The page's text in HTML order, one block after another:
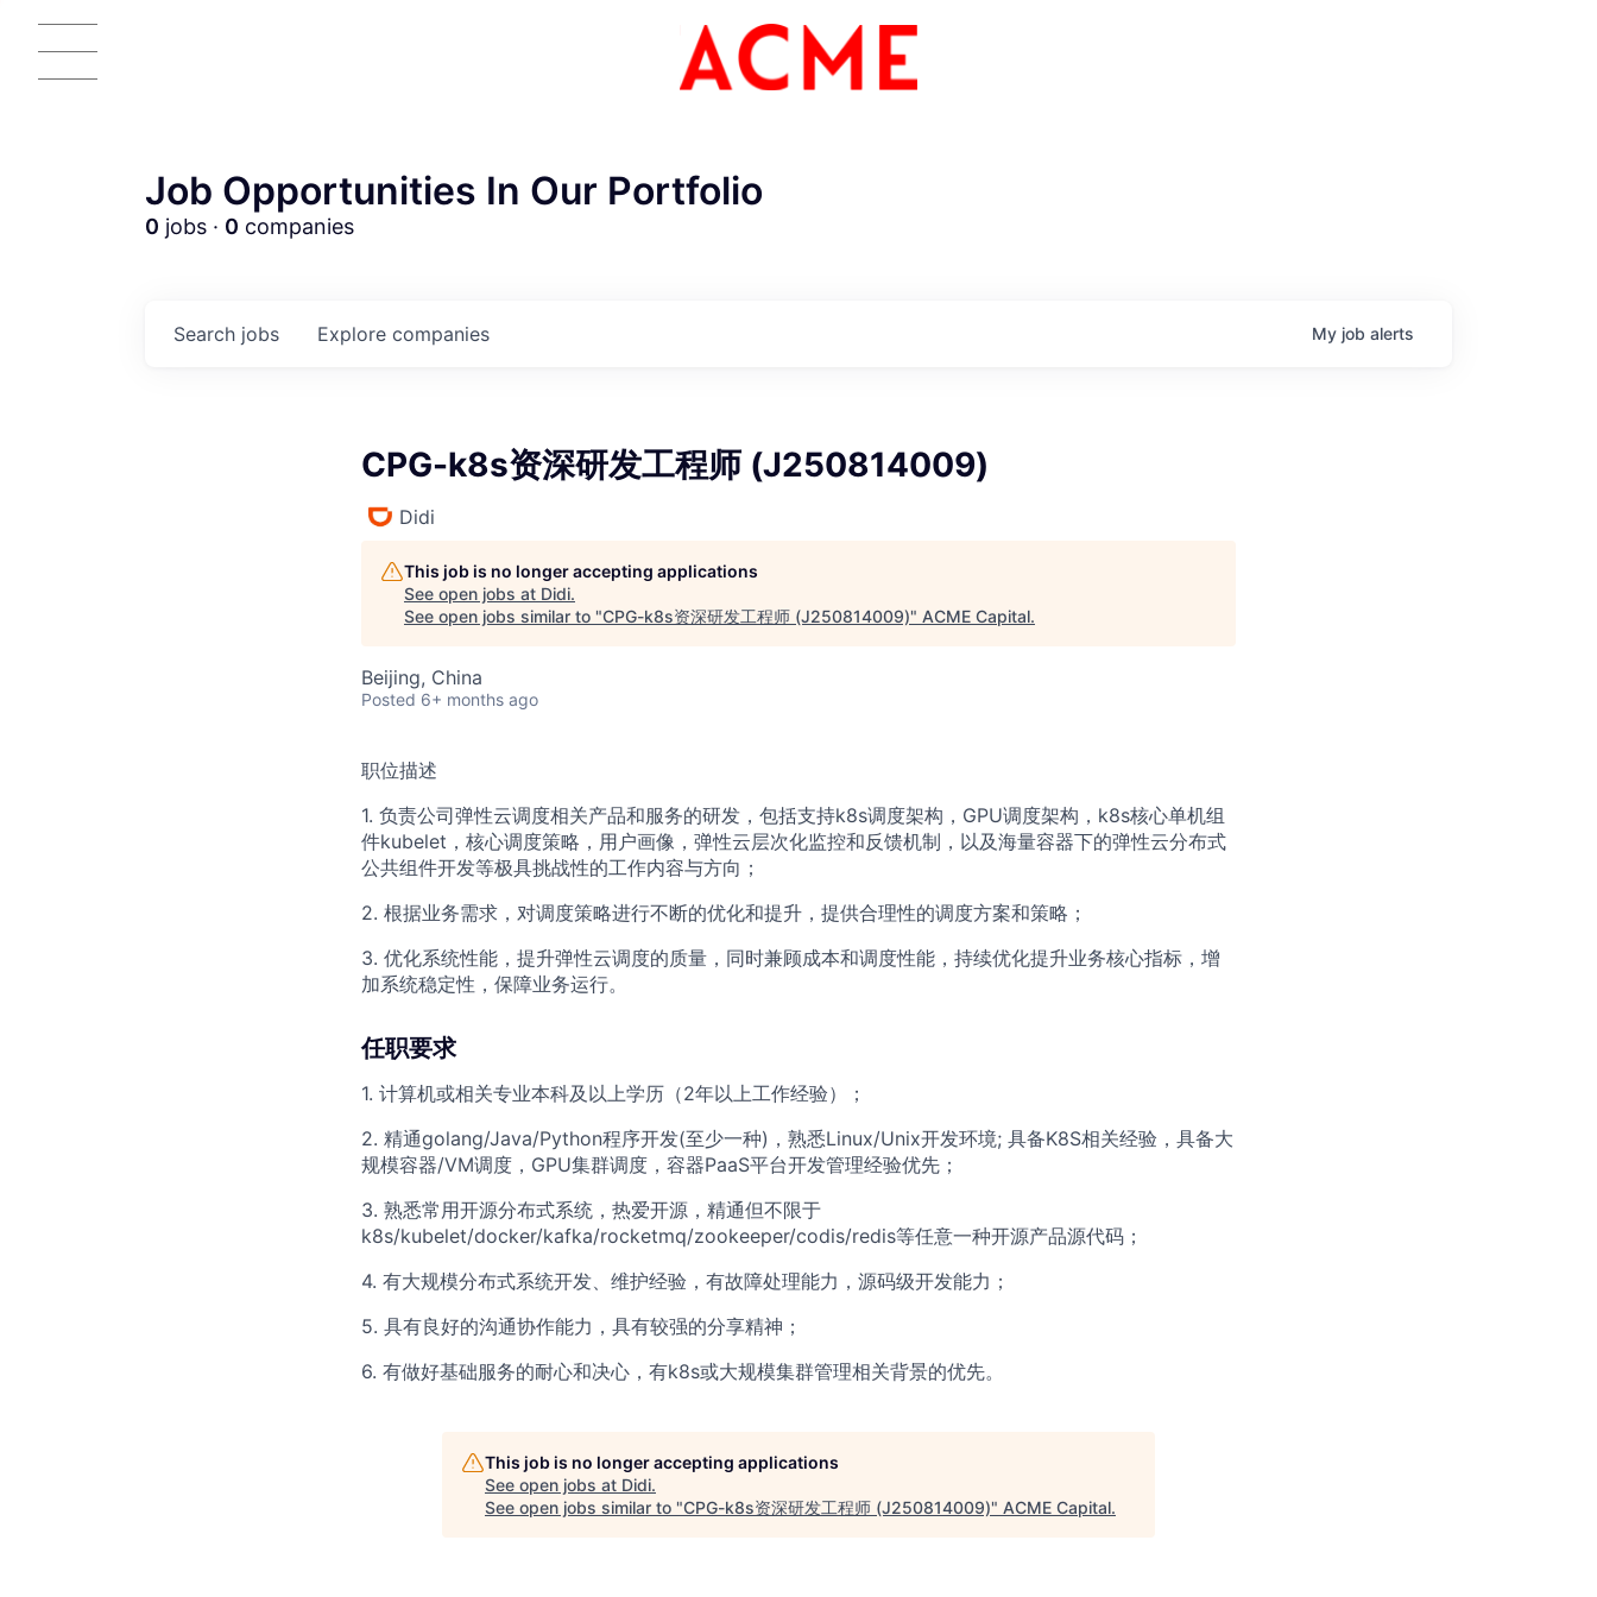
ACME Homepage
Job Opportunities In Our Portfolio
0 jobs · 0 companies
Search jobs Explore companies My job alerts
CPG-k8s资深研发工程师 (J250814009)
Didi
This job is no longer accepting applications
See open jobs at Didi.
See open jobs similar to "CPG-k8s资深研发工程师 (J250814009)" ACME Capital.
Beijing, China
Posted 6+ months ago
职位描述
1. 负责公司弹性云调度相关产品和服务的研发，包括支持k8s调度架构，GPU调度架构，k8s核心单机组
件kubelet，核心调度策略，用户画像，弹性云层次化监控和反馈机制，以及海量容器下的弹性云分布式
公共组件开发等极具挑战性的工作内容与方向；
2. 根据业务需求，对调度策略进行不断的优化和提升，提供合理性的调度方案和策略；
3. 优化系统性能，提升弹性云调度的质量，同时兼顾成本和调度性能，持续优化提升业务核心指标，增
加系统稳定性，保障业务运行。
任职要求
1. 计算机或相关专业本科及以上学历（2年以上工作经验）；
2. 精通golang/Java/Python程序开发(至少一种)，熟悉Linux/Unix开发环境; 具备K8S相关经验，具备大
规模容器/VM调度，GPU集群调度，容器PaaS平台开发管理经验优先；
3. 熟悉常用开源分布式系统，热爱开源，精通但不限于
k8s/kubelet/docker/kafka/rocketmq/zookeeper/codis/redis等任意一种开源产品源代码；
4. 有大规模分布式系统开发、维护经验，有故障处理能力，源码级开发能力；
5. 具有良好的沟通协作能力，具有较强的分享精神；
6. 有做好基础服务的耐心和决心，有k8s或大规模集群管理相关背景的优先。
This job is no longer accepting applications
See open jobs at Didi.
See open jobs similar to "CPG-k8s资深研发工程师 (J250814009)" ACME Capital.